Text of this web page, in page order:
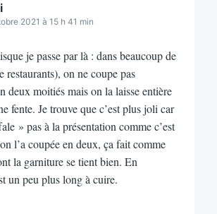
2021 à 15 h 41 min
je passe par là : dans beaucoup de
restaurants), on ne coupe pas
deux moitiés mais on la laisse entière
fente. Je trouve que c’est plus joli car
» pas à la présentation comme c’est
l’a coupée en deux, ça fait comme
la garniture se tient bien. En
un peu plus long à cuire.